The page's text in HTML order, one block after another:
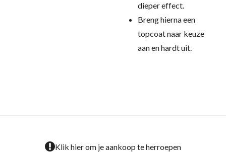
dieper effect.
Breng hierna een
topcoat naar keuze
aan en hardt uit.
Klik hier om je aankoop te herroepen